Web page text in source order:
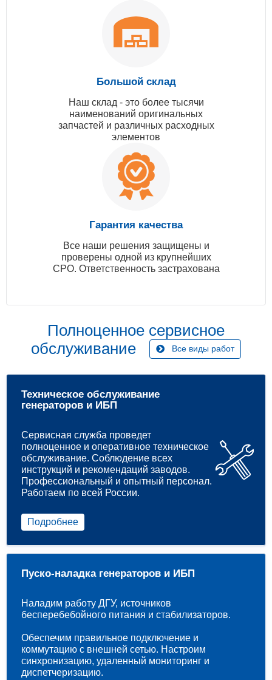
Большой склад
Наш склад - это более тысячи
наименований оригинальных
запчастей и различных расходных
элементов
Гарантия качества
Все наши решения защищены и
проверены одной из крупнейших
СРО. Ответственность застрахована
Полноценное сервисное
обслуживание
Все виды работ
Техническое обслуживание
генераторов и ИБП
Сервисная служба проведет
полноценное и оперативное техническое
обслуживание. Соблюдение всех
инструкций и рекомендаций заводов.
Профессиональный и опытный персонал.
Работаем по всей России.
Подробнее
Пуско-наладка генераторов и ИБП
Наладим работу ДГУ, источников
бесперебебойного питания и стабилизаторов.
Обеспечим правильное подключение и
коммутацию с внешней сетью. Настроим
синхронизацию, удаленный мониторинг и
диспетчеризацию.